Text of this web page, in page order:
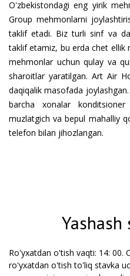
O'zbekistondagi eng yirik
Group mehmonlarni
taklif etadi. Biz turli sinf va
taklif etamiz, bu erda chet ellik
mehmonlar uchun qulay va
sharoitlar yaratilgan. Art Air
daqiqalik masofada
barcha xonalar
muzlatgich va bepul mahalliy
telefon bilan jihozlangan.
Ro'yxatdan o'tish vaqti: 14: 00.
ro'yxatdan o'tish to'liq stavka